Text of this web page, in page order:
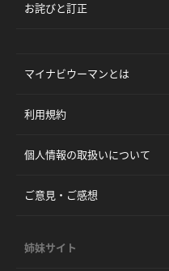
お詫びと訂正
マイナビウーマンとは
利用規約
個人情報の取扱いについて
ご意見・ご感想
姉妹サイト